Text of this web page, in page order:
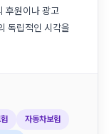
후원이나 광고
독립적인 시각을
자동차보험